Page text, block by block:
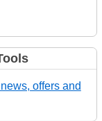
offers and